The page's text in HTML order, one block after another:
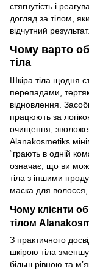
стягнутість і
догляд за тілом,
відчутний результат.
Чому варто
тіла
Шкіра тіла щодня
перепадами,
відновлення.
працюють за
очищення,
Alanakosmetiks
“грають в одній
означає, що ви
тіла з іншими
маска для
Чому клієнти
тілом
З практичного
шкірою тіла
більш рівною та